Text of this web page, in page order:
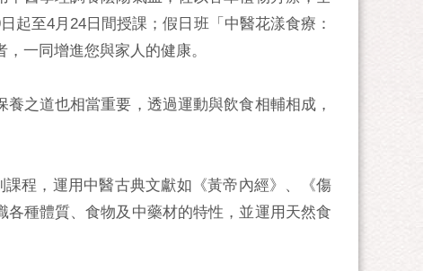
起至4月24日間授課；假日班「中醫花漾食療：
一同增進您與家人的健康。
之道也相當重要，透過運動與飲食相輔相成，
程，運用中醫古典文獻如《黃帝內經》、《傷
種體質、食物及中藥材的特性，並運用天然食